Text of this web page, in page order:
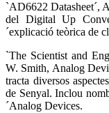
`AD6622 Datasheet´,
del Digital Up
´explicació teòrica de
`The Scientist and
W. Smith, Analog
tracta diversos
de Senyal. Inclou
´Analog Devices.